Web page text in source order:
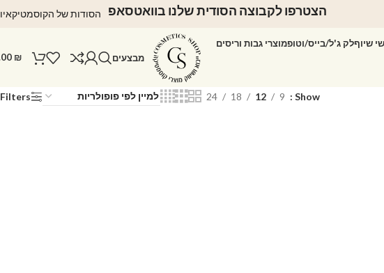
הצטרפו לקבוצה הסודית שלנו בוואטסאפ הסודות של
שיוףלק ג'ל/בייס/וטופמוצרי גבות וריסים
מבצעים ₪
Show
9
12
18
24
Filters